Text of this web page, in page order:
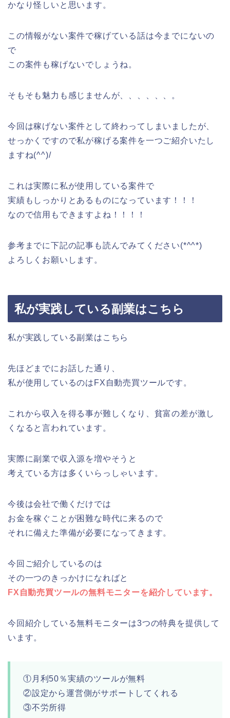
かなり怪しいと思います。
この情報がない案件で稼げている話は今までにないの
で
この案件も稼げないでしょうね。
そもそも魅力も感じませんが、、、、、、。
今回は稼げない案件として終わってしまいましたが、
せっかくですので私が稼げる案件を一つご紹介いたし
ますね(^^)/
これは実際に私が使用している案件で
実績もしっかりとあるものになっています！！！
なので信用もできますよね！！！！
参考までに下記の記事も読んでみてください(*^^*)
よろしくお願いします。
私が実践している副業はこちら
私が実践している副業はこちら
先ほどまでにお話した通り、
私が使用しているのはFX自動売買ツールです。
これから収入を得る事が難しくなり、貧富の差が激し
くなると言われています。
実際に副業で収入源を増やそうと
考えている方は多くいらっしゃいます。
今後は会社で働くだけでは
お金を稼ぐことが困難な時代に来るので
それに備えた準備が必要になってきます。
今回ご紹介しているのは
その一つのきっかけになればと
FX自動売買ツールの無料モニターを紹介しています。
今回紹介している無料モニターは3つの特典を提供して
います。
①月利50％実績のツールが無料
②設定から運営側がサポートしてくれる
③不労所得